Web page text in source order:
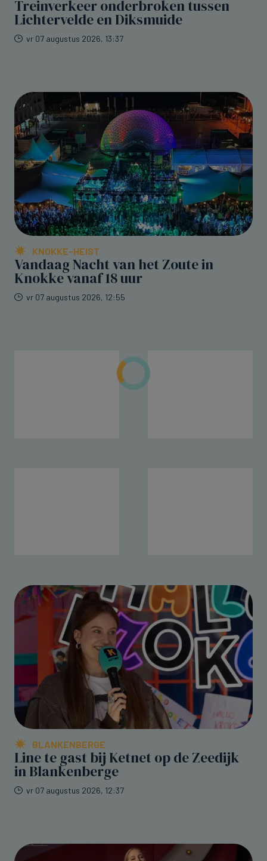
Treinverkeer onderbroken tussen
Lichtervelde en Diksmuide
vr 07 augustus 2026, 13:37
KNOKKE-HEIST
Vandaag Nacht van het Zoute in
Knokke vanaf 18 uur
vr 07 augustus 2026, 12:55
BLANKENBERGE
Line te gast bij Ketnet op de Zeedijk
in Blankenberge
vr 07 augustus 2026, 12:37